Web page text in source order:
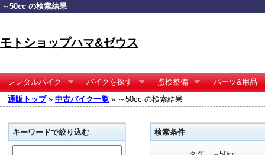
～50cc の検索結果
モトショップハマ&ゼウス
レンタルバイク バイクを探す 点検整備
パーツ&用品
通販トップ» 中古バイク一覧 » ～50cc の検索結果
検索条件
キーワードで絞り込む